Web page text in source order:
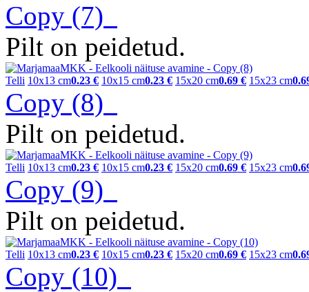
Copy (7)
Pilt on peidetud.
Telli 10x13 cm0.23 € 10x15 cm0.23 € 15x20 cm0.69 € 15x23 cm
Copy (8)
Pilt on peidetud.
Telli 10x13 cm0.23 € 10x15 cm0.23 € 15x20 cm0.69 € 15x23 cm
Copy (9)
Pilt on peidetud.
Telli 10x13 cm0.23 € 10x15 cm0.23 € 15x20 cm0.69 € 15x23 cm
Copy (10)